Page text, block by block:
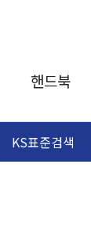
핸드북
KS표준검색